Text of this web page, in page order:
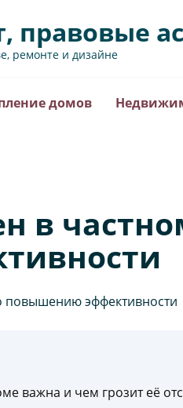
правовые
ремонте и дизайне
домов
в
важна и чем грозит её